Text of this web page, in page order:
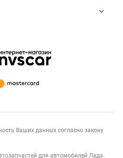
Ваших данных согласно закону
для автомобилей Лада.